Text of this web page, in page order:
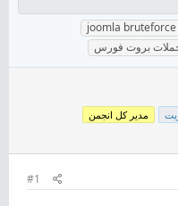
joomla bruteforce
بروت فورس
مدیر کل انجمن
#1